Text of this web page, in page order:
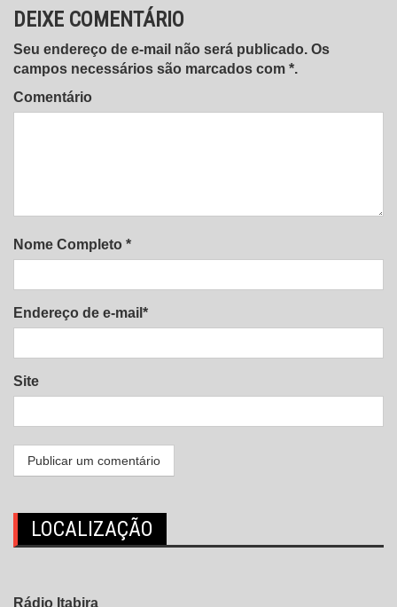
DEIXE COMENTÁRIO
Seu endereço de e-mail não será publicado. Os
campos necessários são marcados com *.
Comentário
Nome Completo *
Endereço de e-mail*
Site
LOCALIZAÇÃO
Rádio Itabira